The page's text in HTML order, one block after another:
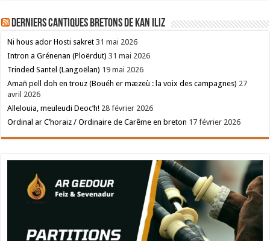
Derniers cantiques bretons de Kan Iliz
Ni hous ador Hosti sakret 31 mai 2026
Intron a Grénenan (Ploërdut) 31 mai 2026
Trinded Santel (Langoëlan) 19 mai 2026
Amañ pell doh en trouz (Bouéh er mæzeù : la voix des campagnes) 27
avril 2026
Allelouia, meuleudi Deoc’h! 28 février 2026
Ordinal ar C’horaiz / Ordinaire de Carême en breton 17 février 2026